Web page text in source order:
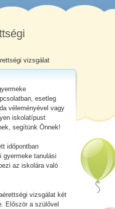
előkészítő
vizsgálat
esetleg
véleményével vagy
iskolatípust
segítünk Önnek!
időpontban
gyermeke tanulási
az iskolára való
vizsgálat két
Először a szülővel